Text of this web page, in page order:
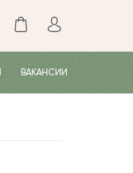
ВАКАНСИИ